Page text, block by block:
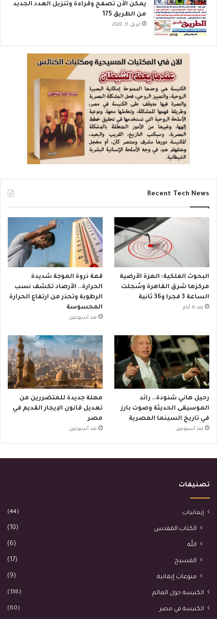
يمكن الأن تصفح وقراءة وتنزيل العدد الجديد
من الطريق 175
أبريل 11, 2020
Recent Tech News
البحوث الفلكية: الهزة الأرضية
مركزها شرق القاهرة وسُجلت
الساعة 3 فجرا و36 ثانية
منذ 6 أيام
قمة ذروة الموجة شديدة
الحرارة.. الأرصاد تكشف نسب
الرطوبة وتحذر من ارتفاع الحرارة
المحسوسة
منذ أسبوعين
رحيل هاني شنودة.. رائد
الموسيقى الحديثة وصوت بارز
في تاريخ السينما المصرية
منذ أسبوعين
مهلة جديدة للمتضررين من
تعديل قانون الإيجار القديم في
مصر
منذ أسبوعين
تصنيفات
إيمانيات (44)
الكتاب المقدس (10)
الله (6)
المسيح (17)
منوعات إيمانية (9)
الكنيسة حول العالم (138)
الكنيسة في مصر (80)